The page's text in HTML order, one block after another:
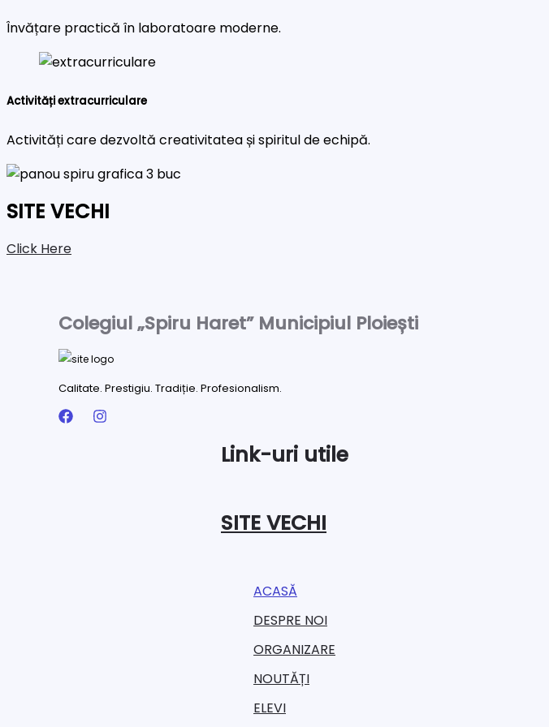
Învățare practică în laboratoare moderne.
Activități extracurriculare
Activități care dezvoltă creativitatea și spiritul de echipă.
SITE VECHI
Click Here
Colegiul „Spiru Haret” Municipiul Ploiești
Calitate. Prestigiu. Tradiție. Profesionalism.
Link-uri utile
SITE VECHI
ACASĂ
DESPRE NOI
ORGANIZARE​
NOUTĂȚI
ELEVI